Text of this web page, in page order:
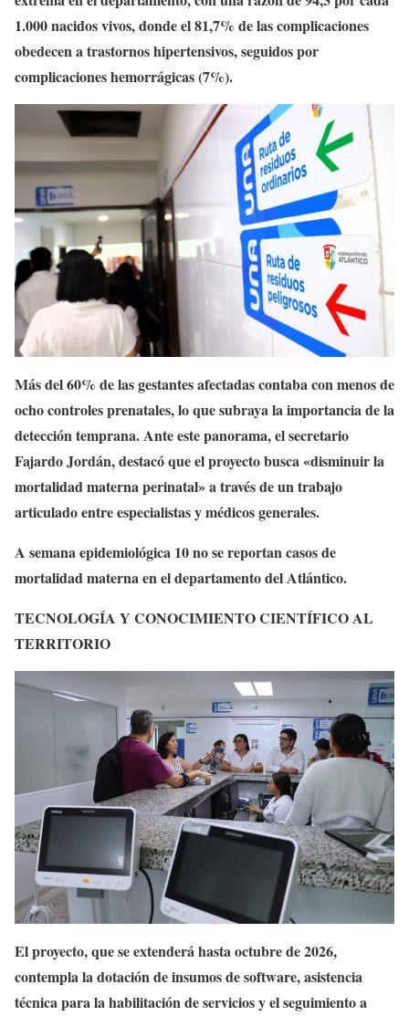
1.000 nacidos vivos, donde el 81,7% de las complicaciones
obedecen a trastornos hipertensivos, seguidos por
complicaciones hemorrágicas (7%).
Más del 60% de las gestantes afectadas contaba con menos de
ocho controles prenatales, lo que subraya la importancia de la
detección temprana. Ante este panorama, el secretario
Fajardo Jordán, destacó que el proyecto busca «disminuir la
mortalidad materna perinatal» a través de un trabajo
articulado entre especialistas y médicos generales.
A semana epidemiológica 10 no se reportan casos de
mortalidad materna en el departamento del Atlántico.
TECNOLOGÍA Y CONOCIMIENTO CIENTÍFICO AL
TERRITORIO
El proyecto, que se extenderá hasta octubre de 2026,
contempla la dotación de insumos de software, asistencia
técnica para la habilitación de servicios y el seguimiento a